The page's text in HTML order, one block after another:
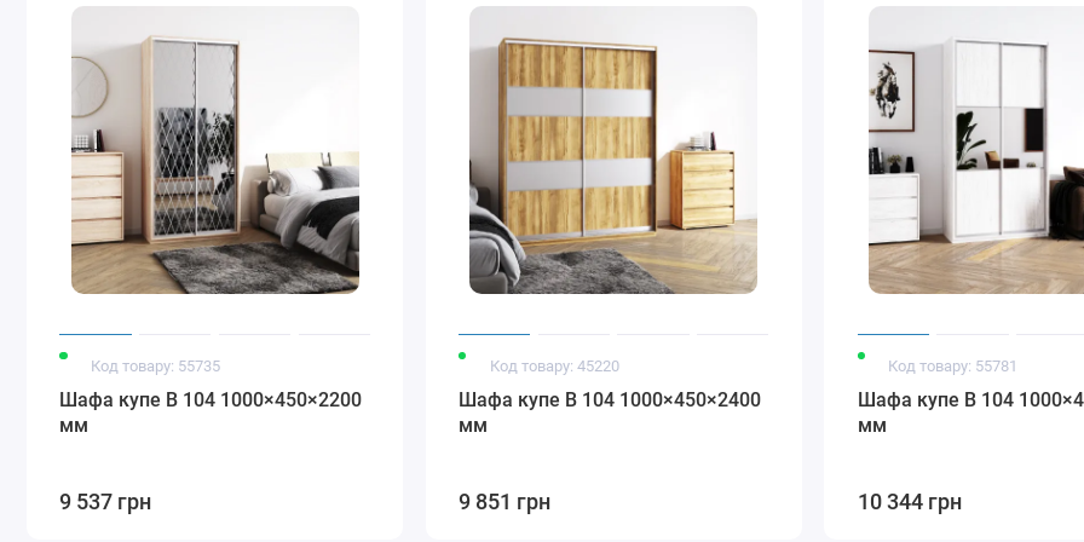
Стандарт
срібло
Модена білий
димчасто
сірий
бронза
бронза
Стандарт білий
глянець
Стандарт
венге глянець
Варіанти фотодруку шафи-купе ДОМ
Код товару: 55735
Шафа купе В 104 1000×450×2200
мм
9 537 грн
Код товару: 45220
Шафа купе В 104 1000×450×2400
мм
9 851 грн
Код товару: 55781
Шафа купе В 104
мм
10 344 грн